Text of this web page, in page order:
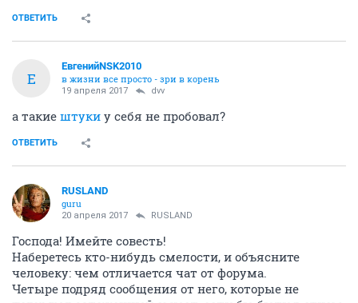
ОТВЕТИТЬ
Е
ЕвгенийNSK2010
в жизни все просто - зри в корень
19 апреля 2017 dvv
а такие штуки у себя не пробовал?
ОТВЕТИТЬ
RUSLAND
guru
20 апреля 2017 RUSLAND
Господа! Имейте совесть!
Наберетесь кто-нибудь смелости, и объясните
человеку: чем отличается чат от форума.
Четыре подряд сообщения от него, которые не